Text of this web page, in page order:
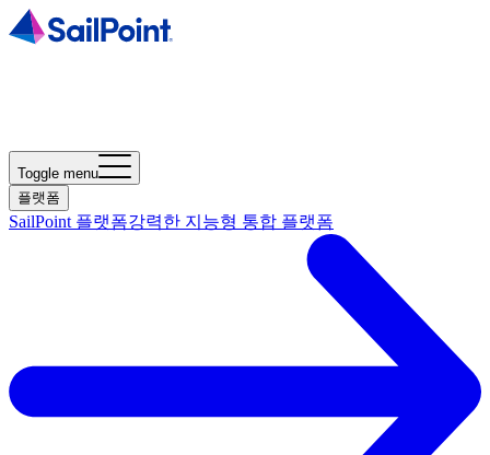
Toggle menu
플랫폼
SailPoint 플랫폼강력한 지능형 통합 플랫폼